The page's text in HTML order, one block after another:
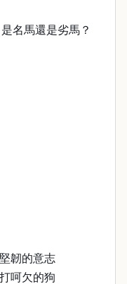
名馬還是劣馬？
韌的意志
呵欠的狗